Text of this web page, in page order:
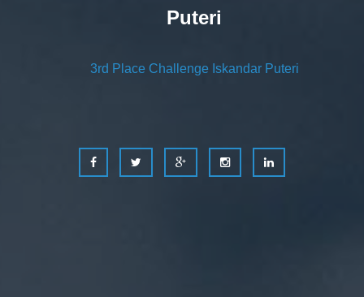
Puteri
3rd Place Challenge Iskandar Puteri